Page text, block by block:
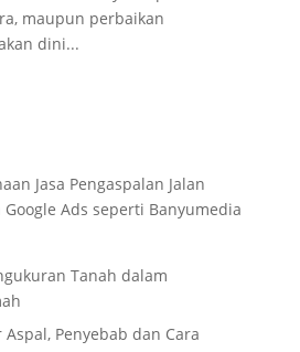
maupun perbaikan
dini...
Jasa Pengaspalan Jalan
Google Ads seperti Banyumedia
Tanah dalam
Penyebab dan Cara